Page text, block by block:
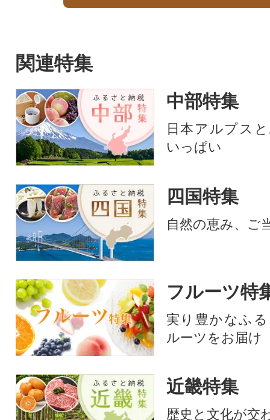
関連特集
中部特集
日本アルプス
いっぱい
四国特集
自然の恵み、ご
フルーツ特
実り豊かなふ
ルーツをお届け
近畿特集
歴史と文化が交